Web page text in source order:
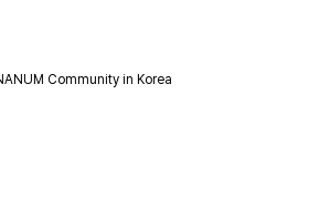
NANUM Community in Korea